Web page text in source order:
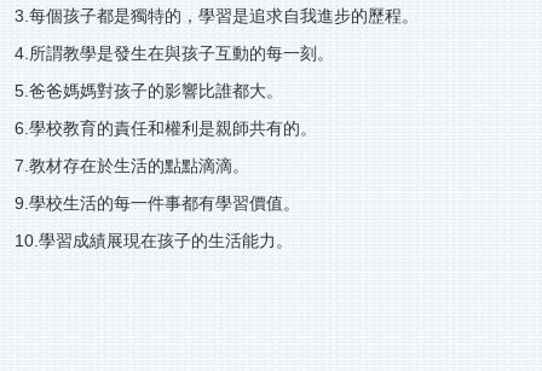
3.每個孩子都是獨特的，學習是追求自我進步的歷程。
4.所謂教學是發生在與孩子互動的每一刻。
5.爸爸媽媽對孩子的影響比誰都大。
6.學校教育的責任和權利是親師共有的。
7.教材存在於生活的點點滴滴。
9.學校生活的每一件事都有學習價值。
10.學習成績展現在孩子的生活能力。